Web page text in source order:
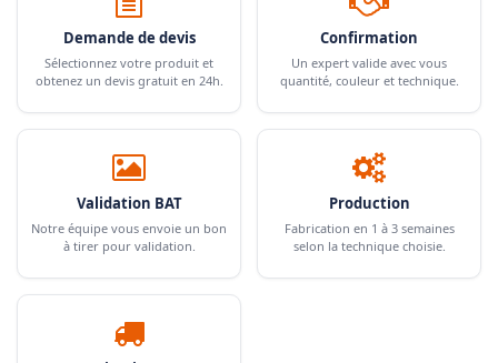
Demande de devis
Sélectionnez votre produit et
obtenez un devis gratuit en 24h.
Confirmation
Un expert valide avec vous
quantité, couleur et technique.
Validation BAT
Notre équipe vous envoie un bon
à tirer pour validation.
Production
Fabrication en 1 à 3 semaines
selon la technique choisie.